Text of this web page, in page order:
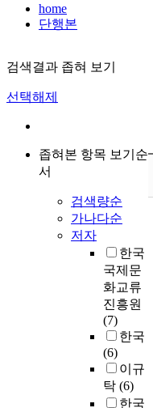
home
단행본
검색결과 좁혀 보기
선택해제
좁혀본 항목 보기순
서
검색량순
가나다순
저자
한국
국제문
화교류
진흥원
(7)
한국
(6)
이규
탁 (6)
한국